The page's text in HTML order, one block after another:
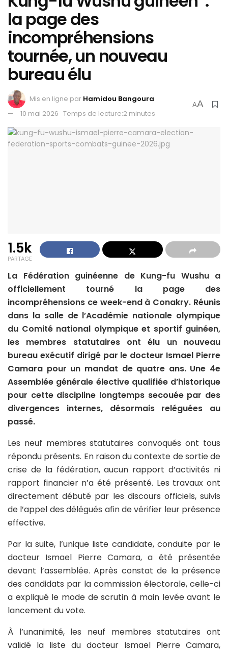
la page des
incompréhensions
tournée, un nouveau
bureau élu
Mis en ligne par Hamidou Bangoura
10 mai 2026 Temps de lecture:2 minutes
AA
1.5k
PARTAGE
La Fédération guinéenne de Kung-fu Wushu a
officiellement tourné la page des
incompréhensions ce week-end à Conakry. Réunis
dans la salle de l’Académie nationale olympique
du Comité national olympique et sportif guinéen,
les membres statutaires ont élu un nouveau
bureau exécutif dirigé par le docteur Ismael Pierre
Camara pour un mandat de quatre ans. Une 4e
Assemblée générale élective qualifiée d’historique
pour cette discipline longtemps secouée par des
divergences internes, désormais reléguées au
passé.
Les neuf membres statutaires convoqués ont tous
répondu présents. En raison du contexte de sortie de
crise de la fédération, aucun rapport d’activités ni
rapport financier n’a été présenté. Les travaux ont
directement débuté par les discours officiels, suivis
de l’appel des délégués afin de vérifier leur présence
effective.
Par la suite, l’unique liste candidate, conduite par le
docteur Ismael Pierre Camara, a été présentée
devant l’assemblée. Après constat de la présence
des candidats par la commission électorale, celle-ci
a expliqué le mode de scrutin à main levée avant le
lancement du vote.
À l’unanimité, les neuf membres statutaires ont
validé la liste du docteur Ismael Pierre Camara,